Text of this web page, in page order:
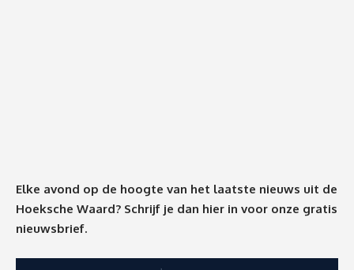
Elke avond op de hoogte van het laatste nieuws uit de
Hoeksche Waard? Schrijf je dan hier in voor onze gratis
nieuwsbrief.